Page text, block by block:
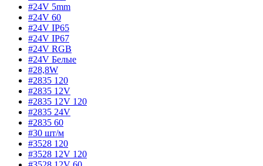
#24V 5mm
#24V 60
#24V IP65
#24V IP67
#24V RGB
#24V Белые
#28,8W
#2835 120
#2835 12V
#2835 12V 120
#2835 24V
#2835 60
#30 шт/м
#3528 120
#3528 12V 120